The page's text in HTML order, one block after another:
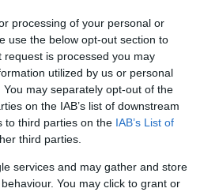
processing of your personal or
use the below opt-out section to
is processed you may
utilized by us or personal
may separately opt-out of the
on the IAB’s list of downstream
to third parties on the IAB’s List of
third parties.
services and may gather and store
You may click to grant or